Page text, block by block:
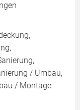
/ Umbau,
/ Montage